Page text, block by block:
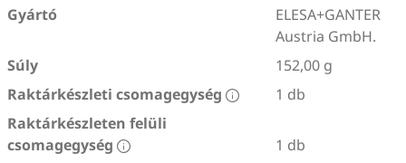
Gyártó
ELESA+GANTER
Austria GmbH.
Súly
152,00 g
Raktárkészleti csomagegység
1 db
Raktárkészleten felüli
csomagegység
1 db